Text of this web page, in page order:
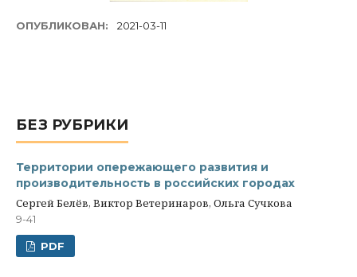
ОПУБЛИКОВАН: 2021-03-11
БЕЗ РУБРИКИ
Территории опережающего развития и
производительность в российских городах
Сергей Белёв, Виктор Ветеринаров, Ольга Сучкова
9-41
PDF